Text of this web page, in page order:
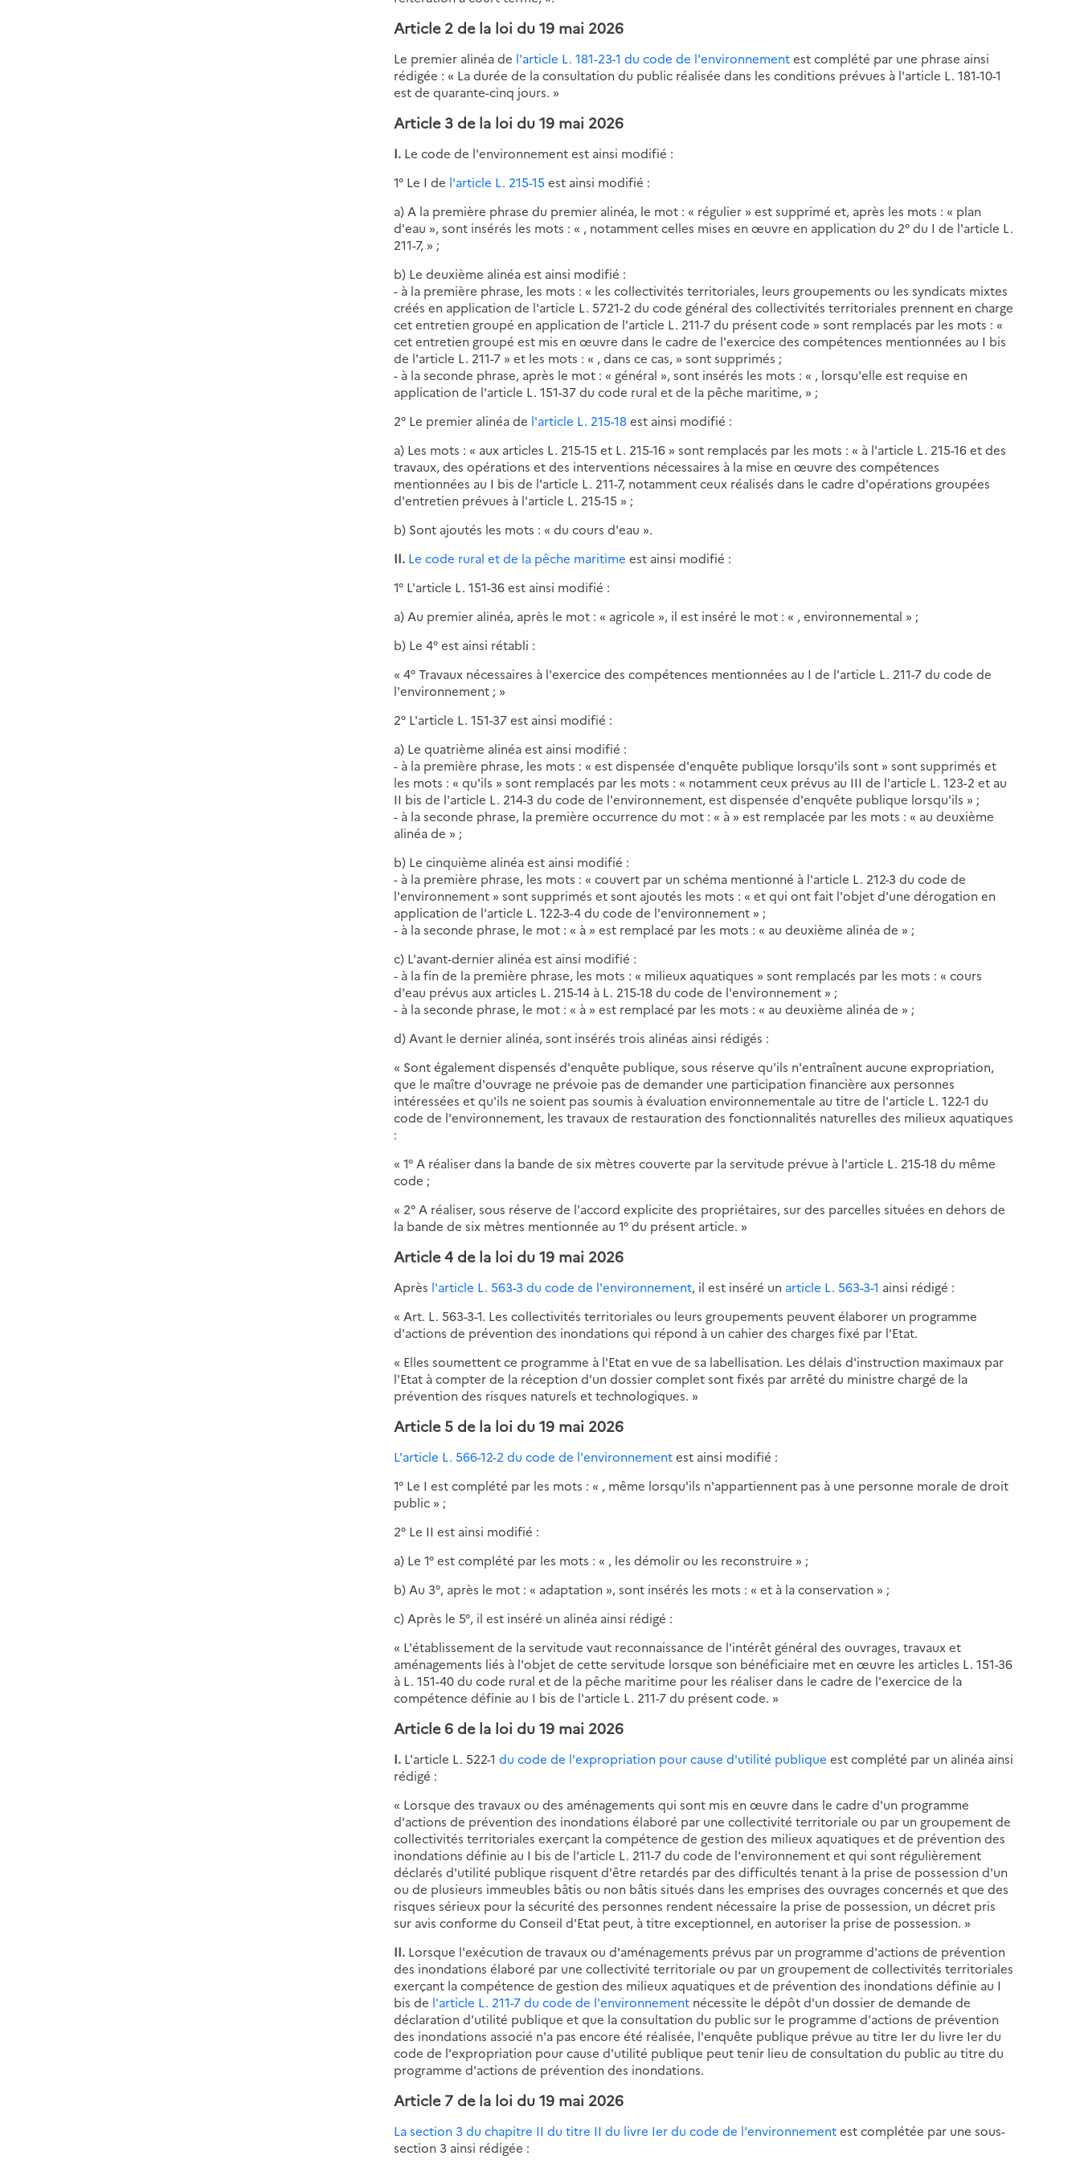
Article 2 de la loi du 19 mai 2026
Le premier alinéa de l'article L. 181-23-1 du code de l'environnementest complété par une phrase ainsi
rédigée : « La durée de la consultation du public réalisée dans les conditions prévues à l'article L. 181-10-1
est de quarante-cinq jours. »
Article 3 de la loi du 19 mai 2026
I. Le code de l'environnement est ainsi modifié :
1° Le I de l'article L. 215-15 est ainsi modifié :
a) A la première phrase du premier alinéa, le mot : « régulier » est supprimé et, après les mots : « plan
d'eau », sont insérés les mots : « , notamment celles mises en œuvre en application du 2° du I de l'article L.
211-7, » ;
b) Le deuxième alinéa est ainsi modifié :
- à la première phrase, les mots : « les collectivités territoriales, leurs groupements ou les syndicats mixtes
créés en application de l'article L. 5721-2 du code général des collectivités territoriales prennent en charge
cet entretien groupé en application de l'article L. 211-7 du présent code » sont remplacés par les mots : «
cet entretien groupé est mis en œuvre dans le cadre de l'exercice des compétences mentionnées au I bis
de l'article L. 211-7 » et les mots : « , dans ce cas, » sont supprimés ;
- à la seconde phrase, après le mot : « général », sont insérés les mots : « , lorsqu'elle est requise en
application de l'article L. 151-37 du code rural et de la pêche maritime, » ;
2° Le premier alinéa de l'article L. 215-18est ainsi modifié :
a) Les mots : « aux articles L. 215-15 et L. 215-16 » sont remplacés par les mots : « à l'article L. 215-16 et des
travaux, des opérations et des interventions nécessaires à la mise en œuvre des compétences
mentionnées au I bis de l'article L. 211-7, notamment ceux réalisés dans le cadre d'opérations groupées
d'entretien prévues à l'article L. 215-15 » ;
b) Sont ajoutés les mots : « du cours d'eau ».
II. Le code rural et de la pêche maritime est ainsi modifié :
1° L'article L. 151-36 est ainsi modifié :
a) Au premier alinéa, après le mot : « agricole », il est inséré le mot : « , environnemental » ;
b) Le 4° est ainsi rétabli :
« 4° Travaux nécessaires à l'exercice des compétences mentionnées au I de l'article L. 211-7 du code de
l'environnement ; »
2° L'article L. 151-37 est ainsi modifié :
a) Le quatrième alinéa est ainsi modifié :
- à la première phrase, les mots : « est dispensée d'enquête publique lorsqu'ils sont » sont supprimés et
les mots : « qu'ils » sont remplacés par les mots : « notamment ceux prévus au III de l'article L. 123-2 et au
II bis de l'article L. 214-3 du code de l'environnement, est dispensée d'enquête publique lorsqu'ils » ;
- à la seconde phrase, la première occurrence du mot : « à » est remplacée par les mots : « au deuxième
alinéa de » ;
b) Le cinquième alinéa est ainsi modifié :
- à la première phrase, les mots : « couvert par un schéma mentionné à l'article L. 212-3 du code de
l'environnement » sont supprimés et sont ajoutés les mots : « et qui ont fait l'objet d'une dérogation en
application de l'article L. 122-3-4 du code de l'environnement » ;
- à la seconde phrase, le mot : « à » est remplacé par les mots : « au deuxième alinéa de » ;
c) L'avant-dernier alinéa est ainsi modifié :
- à la fin de la première phrase, les mots : « milieux aquatiques » sont remplacés par les mots : « cours
d'eau prévus aux articles L. 215-14 à L. 215-18 du code de l'environnement » ;
- à la seconde phrase, le mot : « à » est remplacé par les mots : « au deuxième alinéa de » ;
d) Avant le dernier alinéa, sont insérés trois alinéas ainsi rédigés :
« Sont également dispensés d'enquête publique, sous réserve qu'ils n'entraînent aucune expropriation,
que le maître d'ouvrage ne prévoie pas de demander une participation financière aux personnes
intéressées et qu'ils ne soient pas soumis à évaluation environnementale au titre de l'article L. 122-1 du
code de l'environnement, les travaux de restauration des fonctionnalités naturelles des milieux aquatiques
:
« 1° A réaliser dans la bande de six mètres couverte par la servitude prévue à l'article L. 215-18 du même
code ;
« 2° A réaliser, sous réserve de l'accord explicite des propriétaires, sur des parcelles situées en dehors de
la bande de six mètres mentionnée au 1° du présent article. »
Article 4 de la loi du 19 mai 2026
Après l'article L. 563-3 du code de l'environnement, il est inséré un article L. 563-3-1 ainsi rédigé :
« Art. L. 563-3-1. Les collectivités territoriales ou leurs groupements peuvent élaborer un programme
d'actions de prévention des inondations qui répond à un cahier des charges fixé par l'Etat.
« Elles soumettent ce programme à l'Etat en vue de sa labellisation. Les délais d'instruction maximaux par
l'Etat à compter de la réception d'un dossier complet sont fixés par arrêté du ministre chargé de la
prévention des risques naturels et technologiques. »
Article 5 de la loi du 19 mai 2026
L'article L. 566-12-2 du code de l'environnementest ainsi modifié :
1° Le I est complété par les mots : « , même lorsqu'ils n'appartiennent pas à une personne morale de droit
public » ;
2° Le II est ainsi modifié :
a) Le 1° est complété par les mots : « , les démolir ou les reconstruire » ;
b) Au 3°, après le mot : « adaptation », sont insérés les mots : « et à la conservation » ;
c) Après le 5°, il est inséré un alinéa ainsi rédigé :
« L'établissement de la servitude vaut reconnaissance de l'intérêt général des ouvrages, travaux et
aménagements liés à l'objet de cette servitude lorsque son bénéficiaire met en œuvre les articles L. 151-36
à L. 151-40 du code rural et de la pêche maritime pour les réaliser dans le cadre de l'exercice de la
compétence définie au I bis de l'article L. 211-7 du présent code. »
Article 6 de la loi du 19 mai 2026
I. L'article L. 522-1du code de l'expropriation pour cause d'utilité publique est complété par un alinéa ainsi
rédigé :
« Lorsque des travaux ou des aménagements qui sont mis en œuvre dans le cadre d'un programme
d'actions de prévention des inondations élaboré par une collectivité territoriale ou par un groupement de
collectivités territoriales exerçant la compétence de gestion des milieux aquatiques et de prévention des
inondations définie au I bis de l'article L. 211-7 du code de l'environnement et qui sont régulièrement
déclarés d'utilité publique risquent d'être retardés par des difficultés tenant à la prise de possession d'un
ou de plusieurs immeubles bâtis ou non bâtis situés dans les emprises des ouvrages concernés et que des
risques sérieux pour la sécurité des personnes rendent nécessaire la prise de possession, un décret pris
sur avis conforme du Conseil d'Etat peut, à titre exceptionnel, en autoriser la prise de possession. »
II. Lorsque l'exécution de travaux ou d'aménagements prévus par un programme d'actions de prévention
des inondations élaboré par une collectivité territoriale ou par un groupement de collectivités territoriales
exerçant la compétence de gestion des milieux aquatiques et de prévention des inondations définie au I
bis de l'article L. 211-7 du code de l'environnement nécessite le dépôt d'un dossier de demande de
déclaration d'utilité publique et que la consultation du public sur le programme d'actions de prévention
des inondations associé n'a pas encore été réalisée, l'enquête publique prévue au titre Ier du livre Ier du
code de l'expropriation pour cause d'utilité publique peut tenir lieu de consultation du public au titre du
programme d'actions de prévention des inondations.
Article 7 de la loi du 19 mai 2026
La section 3 du chapitre II du titre II du livre Ier du code de l'environnementest complétée par une sous-
section 3 ainsi rédigée :